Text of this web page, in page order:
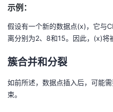
示例：
假设有一个新的数据点(x)，它与
离分别为2、8和15。因此，(x)将
簇合并和分裂
如前所述，数据点插入后，可能
束。